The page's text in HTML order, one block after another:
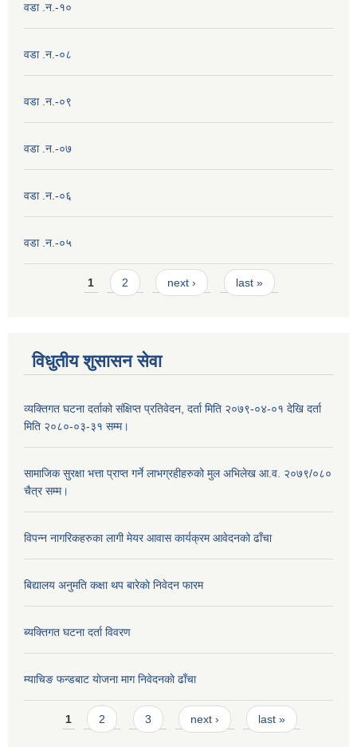
वडा .न.-१०
वडा .न.-०८
वडा .न.-०९
वडा .न.-०७
वडा .न.-०६
वडा .न.-०५
Pages1 2 next › last »
विधुतीय शुसासन सेवा
व्यक्तिगत घटना दर्ताको संक्षिप्त प्रतिवेदन, दर्ता मिति २०७९-०४-०१ देखि दर्ता
मिति २०८०-०३-३१ सम्म।
सामाजिक सुरक्षा भत्ता प्राप्त गर्ने लाभग्रहीहरुको मुल अभिलेख आ.व. २०७९/०८०
चैत्र सम्म।
विपन्न नागरिकहरुका लागी मेयर आवास कार्यक्रम आवेदनको ढाँचा
बिद्यालय अनुमति कक्षा थप बारेकाे निवेदन फारम
ब्यक्तिगत घटना दर्ता विवरण
म्याचिङ फन्डबाट याेजना माग निवेदनकाे ढाँचा
Pages
1 2 3 next › last »